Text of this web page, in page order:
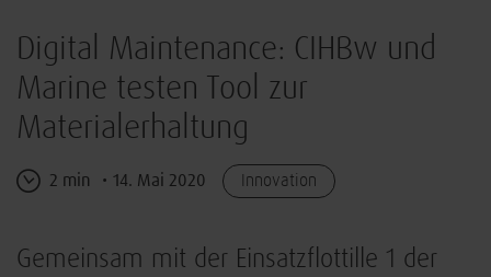
Digital Maintenance: CIHBw und
Marine testen Tool zur
Materialerhaltung
2 min 14. Mai 2020 Innovation
Gemeinsam mit der Einsatzflottille 1 der